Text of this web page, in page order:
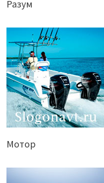
Разум
Мотор